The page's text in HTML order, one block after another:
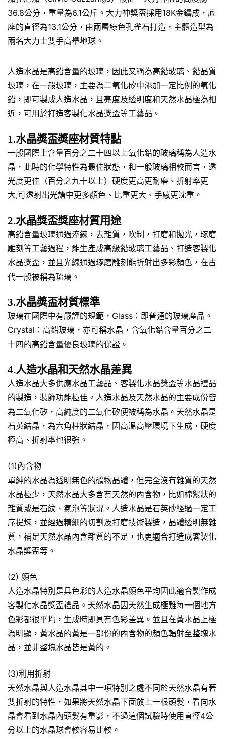
36.8公分，重量為6.1公斤。大力神獎盃採用18K金鑄成，底
座的直徑為13.1公分，由兩層綠色孔雀石打造，主體造型為
兩名大力士雙手高舉地球。
人造水晶是高鉛含量的玻璃，因此又稱為高鉛玻璃、鉛晶質
玻璃，在一般玻璃，主要為二氧化矽中添加一定比例的氧化
鉛，即可製成人造水晶，且亮度及透明度和天然水晶極為相
近，可用於打造客製化水晶獎盃等工藝品。
1.水晶獎盃獎座材質特點
一般國際上含量百分之二十四以上氧化鉛的玻璃稱為人造水
晶，此時的化學特性為最佳狀態，和一般玻璃相較而言，透
光度更佳（百分之九十以上）硬度更高更耐磨、折射率更
大;可透射出光譜中更多顏色、比重更大、手感更沈重。
2.水晶獎盃獎座材質用途
高鉛含量玻璃通過淬鍊，去雜質，吹制，打磨和拋光，琢磨
雕刻等工藝過程，能生產成高級鉛玻璃工藝品、打造客製化
水晶獎盃，並且光線通過琢磨雕刻能折射出多彩顏色，在古
代一般被稱為琉璃。
3.水晶獎盃材質標準
玻璃在國際中有嚴謹的規範，Glass：即普通的玻璃產品。
Crystal：高鉛玻璃，亦可稱水晶，含氧化鉛含量百分之二
十四的高鉛含量優良玻璃的保證。
4.人造水晶和天然水晶差異
人造水晶大多供應水晶工藝品、客製化水晶獎盃等水晶禮品
的製造，裝飾功能極佳。人造水晶及天然水晶的主要成份皆
為二氧化矽，高純度的二氧化矽便被稱為水晶。天然水晶是
石英結晶，為六角柱狀結晶，因高溫高壓環境下生成，硬度
極高、折射率也很強。
(1)內含物
單純的水晶為透明無色的礦物晶體，但完全沒有雜質的天然
水晶極少，天然水晶大多含有天然的內含物，比如棉絮狀的
雜質或是石紋、氣泡等狀況。人造水晶是石英砂經過一定工
序提煉，並經過精細的切割及打磨技術製造，晶體透明無雜
質，補足天然水晶內含雜質的不足，也更適合打造成客製化
水晶獎盃等。
(2) 顏色
人造水晶特別是具色彩的人造水晶顏色平均因此適合製作成
客製化水晶獎盃禮品。天然水晶因天然生成極難每一個地方
色彩都很平均，生成時即具有色彩差異。並且在黃水晶上極
為明顯，黃水晶的黃是一部份的內含物的顏色輻射至整塊水
晶，並非整塊水晶皆是黃的。
(3)利用折射
天然水晶與人造水晶其中一項特別之處不同於天然水晶有著
雙折射的特性，如果將天然水晶下面放上一根頭髮，看向水
晶會看到水晶內頭髮有重影，不過這個試驗時使用直徑4公
分以上的水晶球會較容易比較。